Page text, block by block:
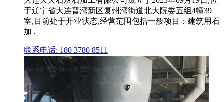
于辽宁省大连普湾新区复州湾街道北大院委五组4幢39
室,目前处于开业状态,经营范围包括一般项目：建筑用石
加 .
联系电话: 180 3780 8511